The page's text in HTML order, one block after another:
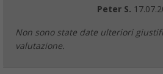
Peter S.
Non sono state date ulteriori
valutazione.